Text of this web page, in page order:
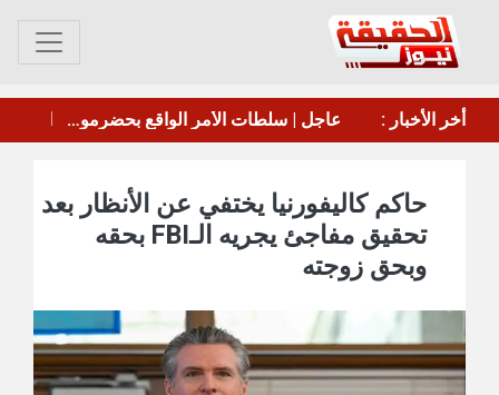
أخر الأخبار : إخماد حريق في منشأة تابعة لأرامكو السعودية بجيزان
حاكم كاليفورنيا يختفي عن الأنظار بعد
تحقيق مفاجئ يجريه الـFBI بحقه
وبحق زوجته